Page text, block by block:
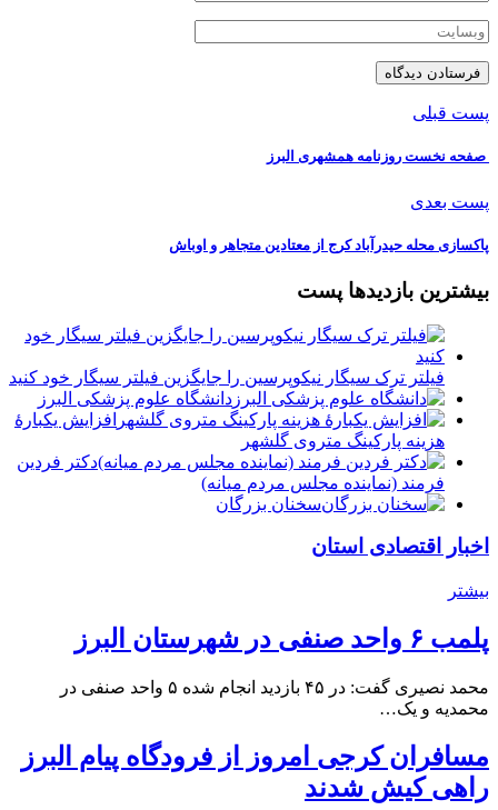
پست قبلی
️ صفحه نخست روزنامه‌ همشهری البرز
پست بعدی
پاکسازی محله حیدرآباد کرج از معتادین متجاهر و اوباش
بیشترین بازدیدها پست
فیلتر ترک سیگار نیکوپرسین را جایگزین فیلتر سیگار خود کنید
دانشگاه علوم پزشکی البرز
افزایش یکبارۀ
هزینه پارکینگ متروی گلشهر
دكتر فردين
فرمند (نماينده مجلس مردم میانه)
سخنان بزرگان
اخبار اقتصادی استان
بیشتر
پلمب ۶ واحد صنفی در شهرستان البرز
محمد نصیری گفت: در ۴۵ بازدید انجام شده ۵ واحد صنفی در
محمدیه و یک…
مسافران کرجی امروز از فرودگاه پیام البرز
راهی کیش شدند